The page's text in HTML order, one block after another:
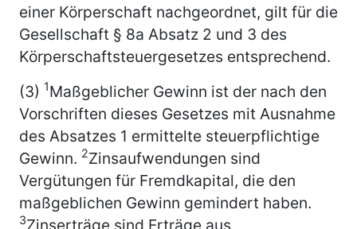
einer Körperschaft nachgeordnet, gilt für die
Gesellschaft § 8a Absatz 2 und 3 des
Körperschaftsteuergesetzes entsprechend.
(3) 1Maßgeblicher Gewinn ist der nach den
Vorschriften dieses Gesetzes mit Ausnahme
des Absatzes 1 ermittelte steuerpflichtige
Gewinn. 2Zinsaufwendungen sind
Vergütungen für Fremdkapital, die den
maßgeblichen Gewinn gemindert haben.
3Zinserträge sind Erträge aus